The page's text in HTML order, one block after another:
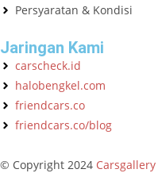
Persyaratan & Kondisi
Jaringan Kami
carscheck.id
halobengkel.com
friendcars.co
friendcars.co/blog
© Copyright 2024 Carsgallery